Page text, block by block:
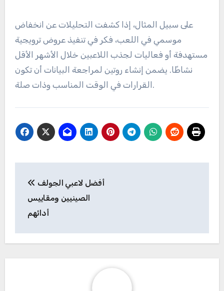
على سبيل المثال، إذا كشفت التحليلات عن انخفاض
موسمي في اللعب، فكر في تنفيذ عروض ترويجية
مستهدفة أو فعاليات لجذب اللاعبين خلال الأشهر الأقل
نشاطًا. يضمن إنشاء روتين لمراجعة البيانات أن تكون
القرارات في الوقت المناسب وذات صلة.
navigation
الصينيين ومقاييس
أدائهم